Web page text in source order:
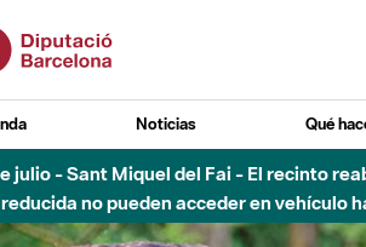
Noticias Qué
julio - Sant Miquel del Fai - El recinto
no pueden acceder en